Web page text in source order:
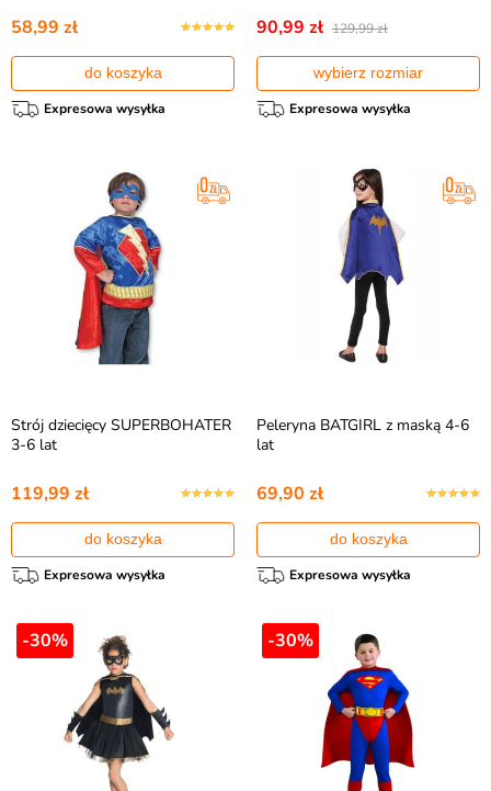
58,99 zł
do koszyka
Expresowa wysyłka
90,99 zł 129,99 zł
wybierz rozmiar
Expresowa wysyłka
Strój dziecięcy SUPERBOHATER
3-6 lat
119,99 zł
do koszyka
Expresowa wysyłka
Peleryna BATGIRL z maską 4-6
lat
69,90 zł
do koszyka
Expresowa wysyłka
-30% -30%